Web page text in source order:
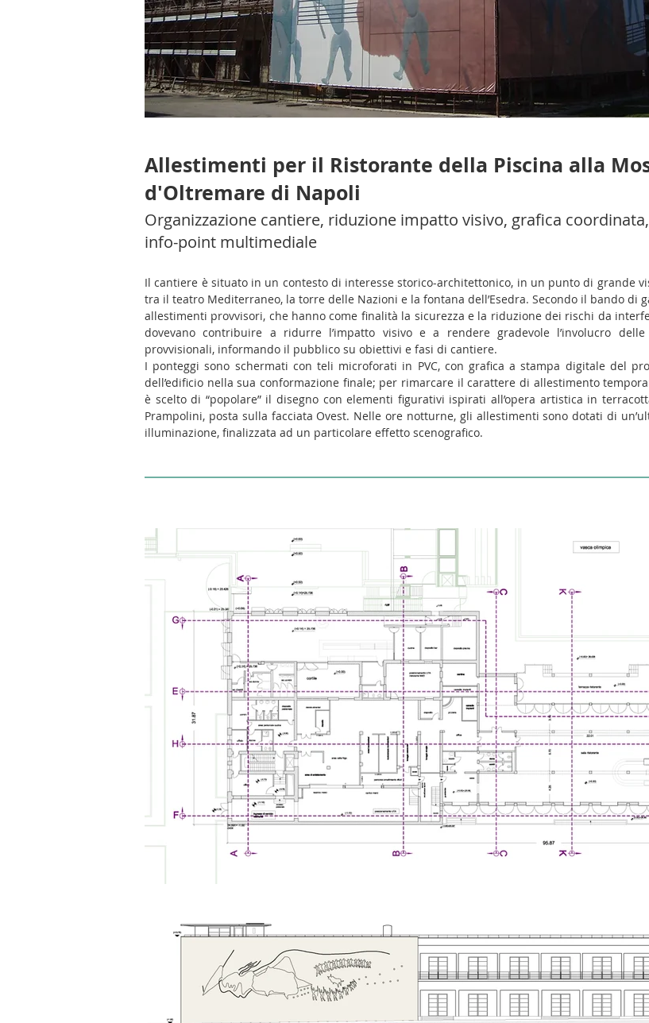
Allestimenti per il Ristorante della Piscina alla
d'Oltremare di Napoli
Organizzazione cantiere, riduzione impatto visivo, grafica coordinata,
info-point multimediale
Il cantiere è situato in un contesto di interesse storico-architettonico, in un punto di grande
tra il teatro Mediterraneo, la torre delle Nazioni e la fontana dell’Esedra. Secondo il bando di
allestimenti provvisori, che hanno come finalità la sicurezza e la riduzione dei rischi da
dovevano contribuire a ridurre l’impatto visivo e a rendere gradevole l’involucro delle
provvisionali, informando il pubblico su obiettivi e fasi di cantiere.
I ponteggi sono schermati con teli microforati in PVC, con grafica a stampa digitale del
dell’edificio nella sua conformazione finale; per rimarcare il carattere di allestimento
è scelto di “popolare” il disegno con elementi figurativi ispirati all’opera artistica in
Prampolini, posta sulla facciata Ovest. Nelle ore notturne, gli allestimenti sono dotati di
illuminazione, finalizzata ad un particolare effetto scenografico.